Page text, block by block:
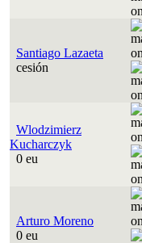
Santiago Lazaeta
cesión
Wlodzimierz
Kucharczyk
0 eu
Arturo Moreno
0 eu